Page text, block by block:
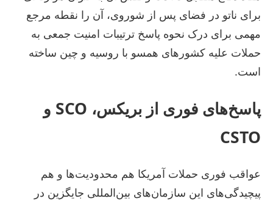
برای ناتو در فضای پس از شوروی، آن را نقطه مرجع
مهمی برای درک نحوه پاسخ ترتیبات امنیت جمعی به
حملات علیه کشورهای همسو با روسیه و چین ساخته
است.
پاسخ‌های فوری از بریکس، SCO و
CSTO
عواقب فوری حملات آمریکا هم محدودیت‌ها و هم
پیچیدگی‌های این سازمان‌های بین‌المللی جایگزین در